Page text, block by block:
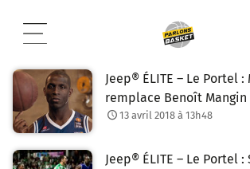
contenu
Jeep® ÉLITE – Le Portel :
remplace Benoît Mangin
13 avril 2018 à 13h48
Jeep® ÉLITE – Le Portel